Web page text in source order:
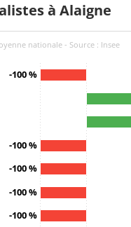
à Alaigne
nationale - Source : Insee
-100 %
-100 %
-100 %
-100 %
-100 %